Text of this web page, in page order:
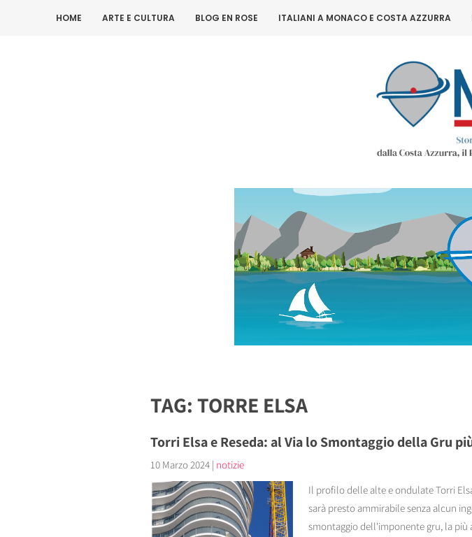
HOME ARTE E CULTURA BLOG EN ROSE ITALIANI A MONACO E COSTA AZZURRA
TAG: TORRE ELSA
Torri Elsa e Reseda: al Via lo Smontaggio della Gru
10 Marzo 2024 | notizie
Il profilo delle alte e ondulate Torri
sarà presto ammirabile senza alcun
smontaggio dell'imponente gru, la